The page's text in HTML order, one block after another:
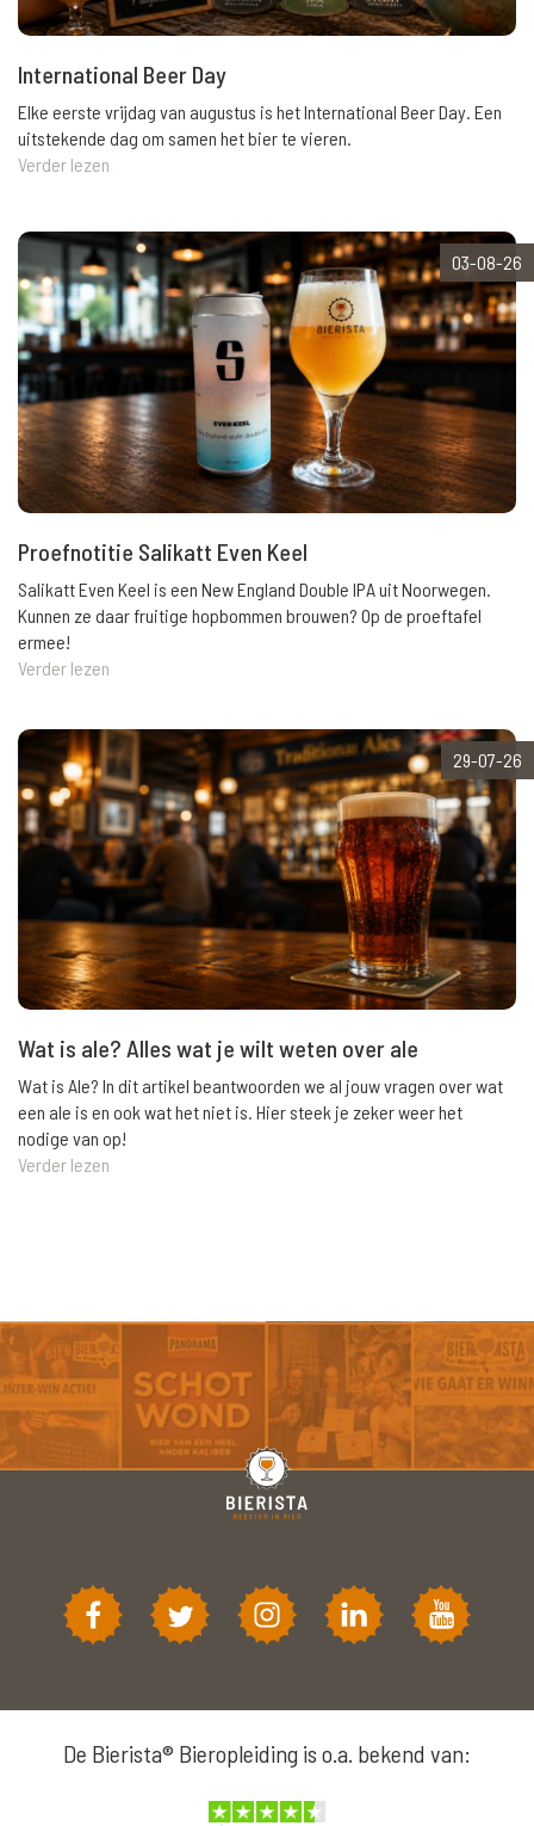
International Beer Day
Elke eerste vrijdag van augustus is het International Beer Day. Een
uitstekende dag om samen het bier te vieren.
Verder lezen
03-08-26
Proefnotitie Salikatt Even Keel
Salikatt Even Keel is een New England Double IPA uit Noorwegen.
Kunnen ze daar fruitige hopbommen brouwen? Op de proeftafel
ermee!
Verder lezen
29-07-26
Wat is ale? Alles wat je wilt weten over ale
Wat is Ale? In dit artikel beantwoorden we al jouw vragen over wat
een ale is en ook wat het niet is. Hier steek je zeker weer het
nodige van op!
Verder lezen
De Bierista® Bieropleiding is o.a. bekend van: